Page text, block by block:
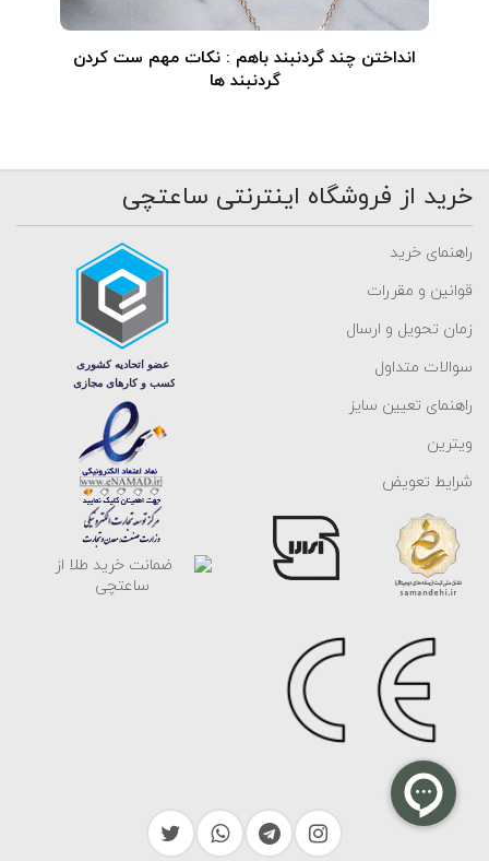
انداختن چند گردنبند باهم : نکات مهم ست کردن
گردنبند ها
خرید از فروشگاه اینترنتی ساعتچی
راهنمای خرید
قوانین و مقررات
زمان تحویل و ارسال
سوالات متداول
راهنمای تعیین سایز
ویترین
شرایط تعویض